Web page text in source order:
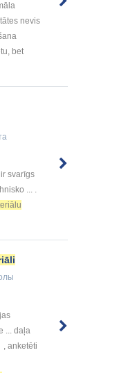
nevis
bet
svarīgs
... .
... daļa
, anketēti